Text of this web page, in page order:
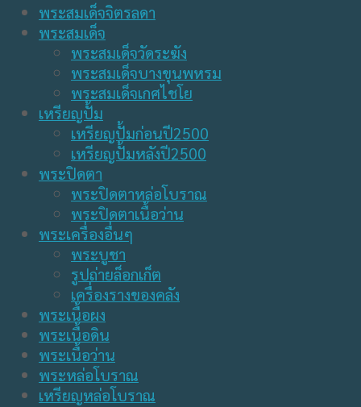
พระสมเด็จจิตรลดา
พระสมเด็จ
พระสมเด็จวัดระฆัง
พระสมเด็จบางขุนพหรม
พระสมเด็จเกศไชโย
เหรียญปั้ม
เหรียญปั้มก่อนปี2500
เหรียญปั้มหลังปี2500
พระปิดตา
พระปิดตาหล่อโบราณ
พระปิดตาเนื้อว่าน
พระเครื่องอื่นๆ
พระบูชา
รูปถ่ายล็อกเก็ต
เครื่องรางของคลัง
พระเนื้อผง
พระเนื้อดิน
พระเนื้อว่าน
พระหล่อโบราณ
เหรียญหล่อโบราณ